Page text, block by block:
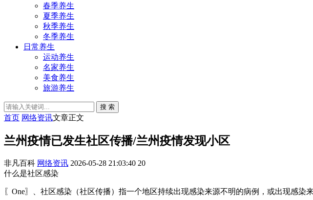
春季养生
夏季养生
秋季养生
冬季养生
日常养生
运动养生
名家养生
美食养生
旅游养生
搜 索
首页 网络资讯文章正文
兰州疫情已发生社区传播/兰州疫情发现小区
非凡百科 网络资讯 2026-05-28 21:03:40 20
什么是社区感染
〖One〗、社区感染（社区传播）指一个地区持续出现感染来源不明的病例，或出现感